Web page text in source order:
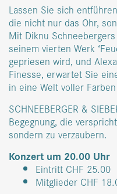
Lassen Sie sich
die nicht nur das Ohr,
Mit Diknu
seinem vierten Werk
gepriesen wird, und
Finesse, erwartet Sie
in eine Welt voller
SCHNEEBERGER &
Begegnung, die
sondern zu verzaubern.
Konzert um 20.00 Uhr
Eintritt CHF 25.00
Mitglieder CHF